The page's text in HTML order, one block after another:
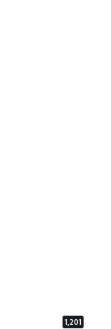
1,201